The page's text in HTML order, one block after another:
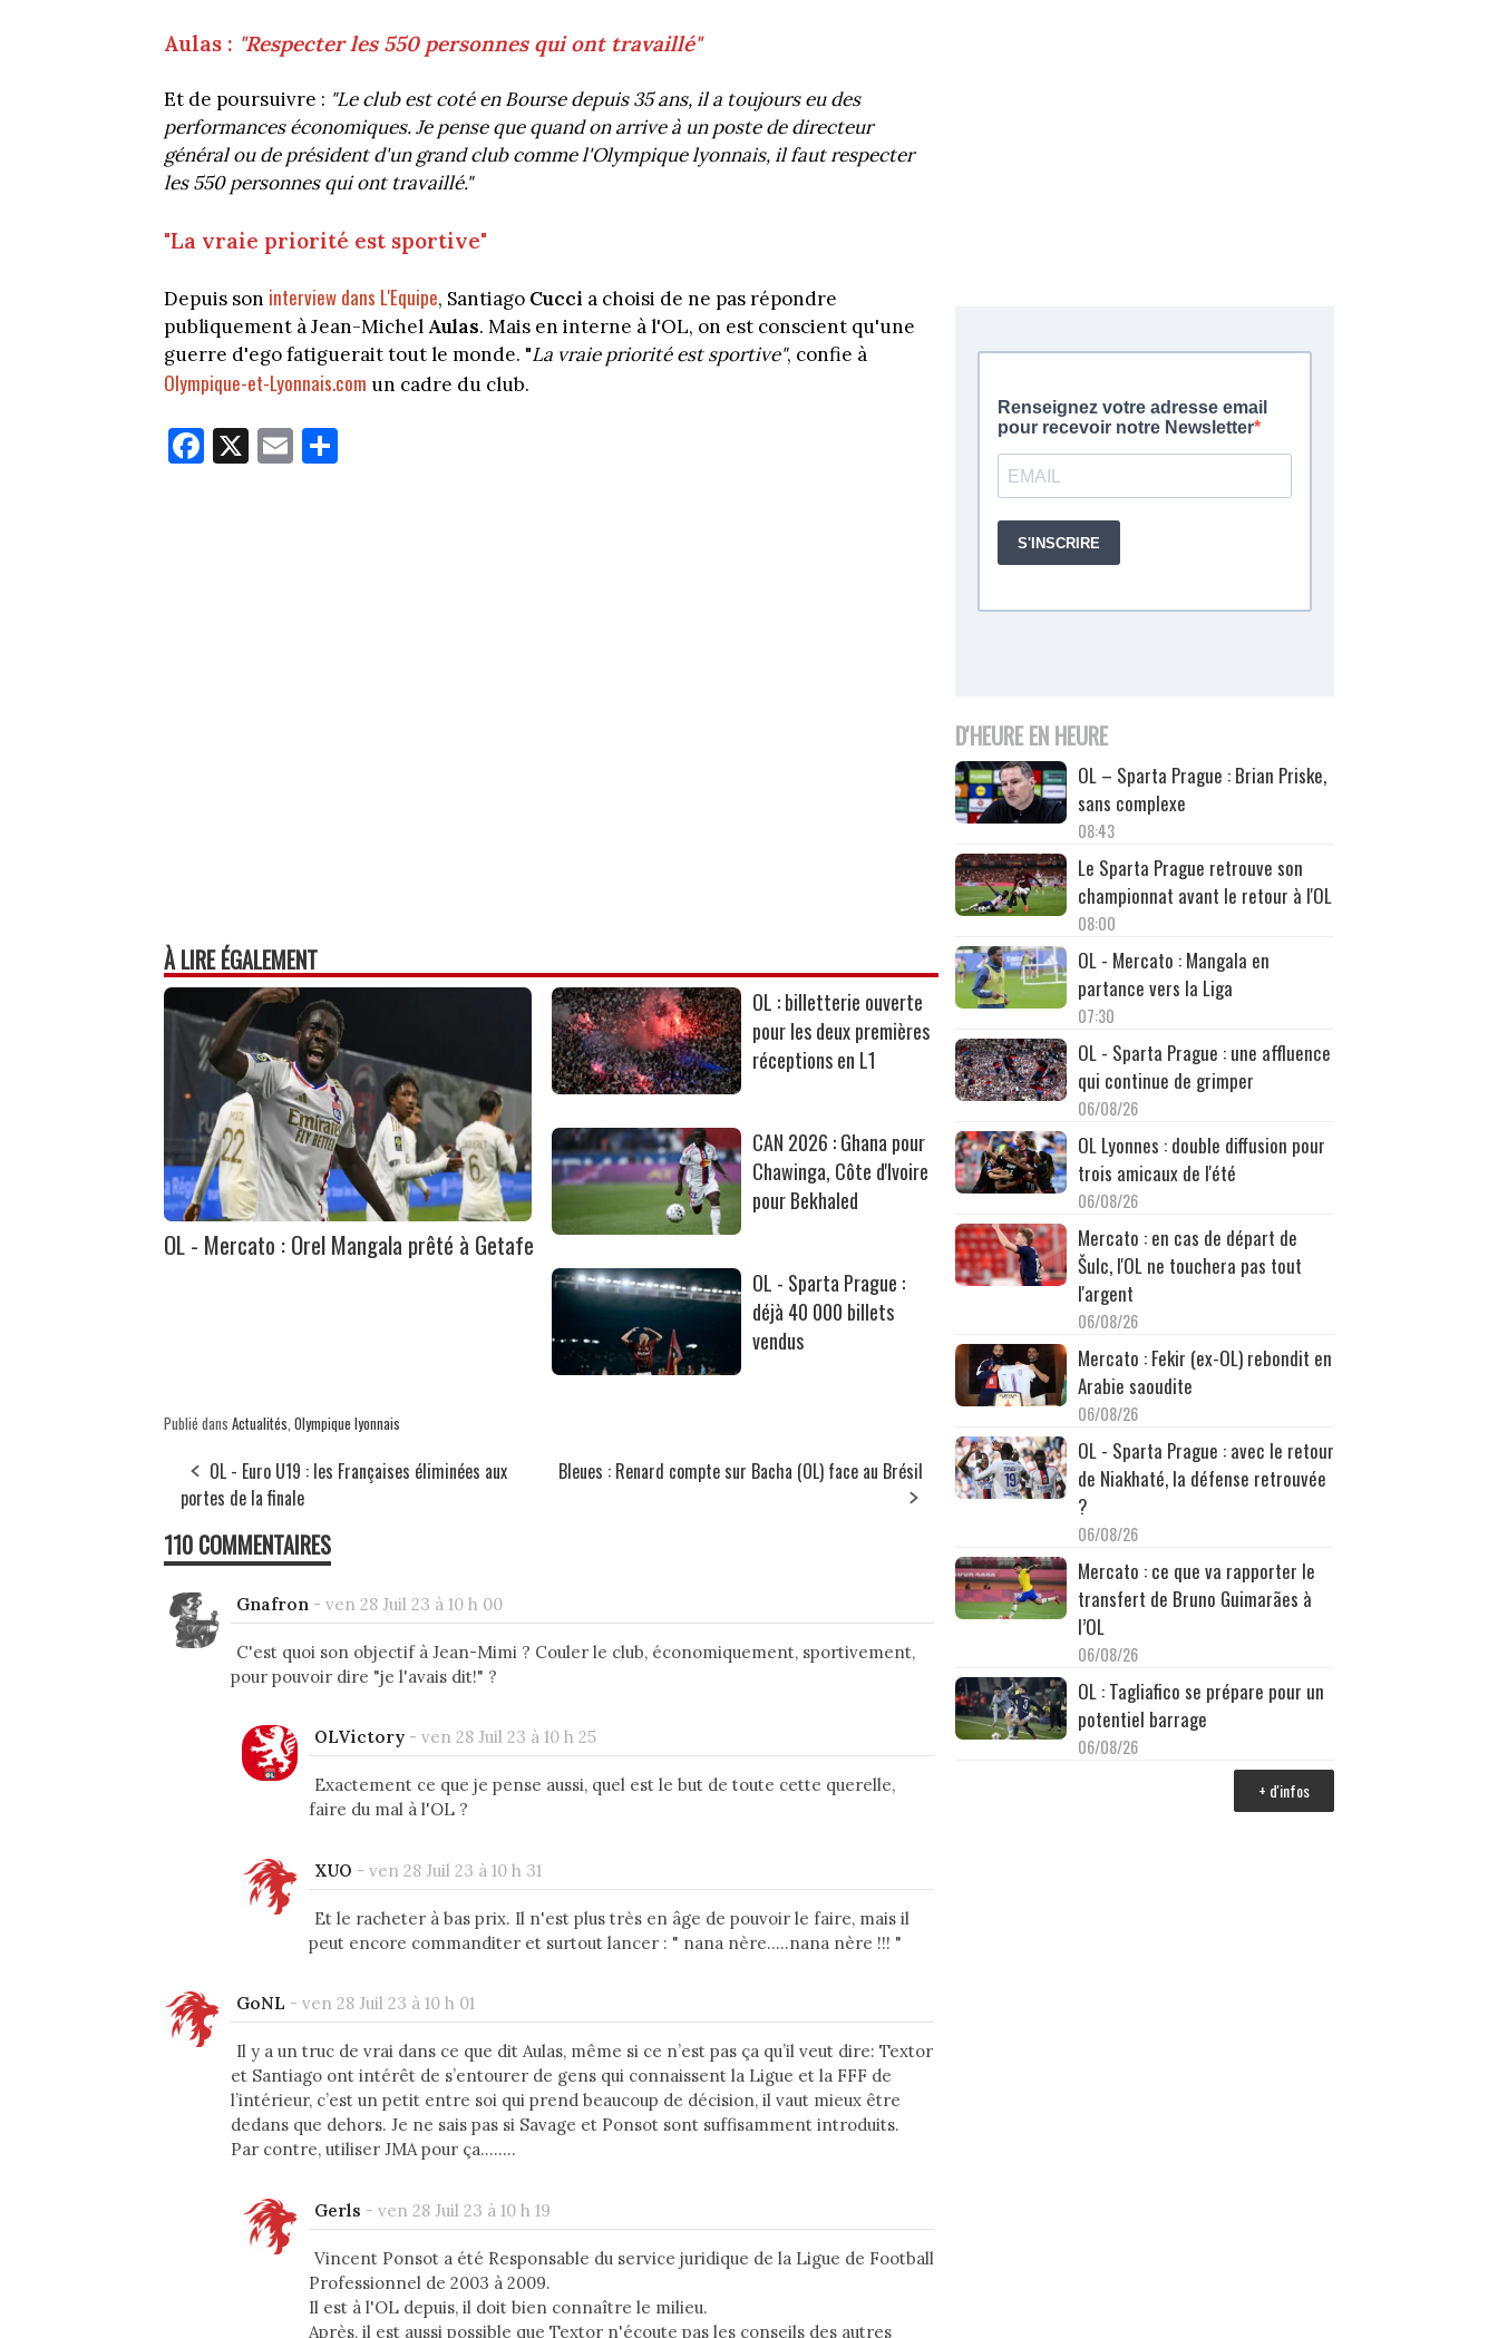
Aulas : "Respecter les 550 personnes qui ont travaillé"
Et de poursuivre : "Le club est coté en Bourse depuis 35 ans, il a toujours eu des
performances économiques. Je pense que quand on arrive à un poste de directeur
général ou de président d'un grand club comme l'Olympique lyonnais, il faut respecter
les 550 personnes qui ont travaillé."
"La vraie priorité est sportive"
Depuis son interview dans L'Equipe, Santiago Cucci a choisi de ne pas répondre
publiquement à Jean-Michel Aulas. Mais en interne à l'OL, on est conscient qu'une
guerre d'ego fatiguerait tout le monde. "La vraie priorité est sportive", confie à
Olympique-et-Lyonnais.com un cadre du club.
Fa
ce
X E
m
À LIRE ÉGALEMENT
OL - Mercato : Orel Mangala prêté à Getafe
OL : billetterie ouverte
pour les deux premières
réceptions en L1
CAN 2026 : Ghana pour
Chawinga, Côte d'Ivoire
pour Bekhaled
OL - Sparta Prague :
déjà 40 000 billets
vendus
Publié dans Actualités Olympique lyonnais
OL - Euro U19 : les Françaises éliminées aux
portes de la finale
Bleues : Renard compte sur Bacha (OL) face au Brésil
110 COMMENTAIRES
Gnafron - ven 28 Juil 23 à 10 h 00
C'est quoi son objectif à Jean-Mimi ? Couler le club, économiquement, sportivement,
pour pouvoir dire "je l'avais dit!" ?
OLVictory - ven 28 Juil 23 à 10 h 25
Exactement ce que je pense aussi, quel est le but de toute cette querelle,
faire du mal à l'OL ?
XUO - ven 28 Juil 23 à 10 h 31
Et le racheter à bas prix. Il n'est plus très en âge de pouvoir le faire, mais il
peut encore commanditer et surtout lancer : " nana nère.....nana nère !!! "
GoNL - ven 28 Juil 23 à 10 h 01
Il y a un truc de vrai dans ce que dit Aulas, même si ce n’est pas ça qu’il veut dire: Textor
et Santiago ont intérêt de s’entourer de gens qui connaissent la Ligue et la FFF de
l’intérieur, c’est un petit entre soi qui prend beaucoup de décision, il vaut mieux être
dedans que dehors. Je ne sais pas si Savage et Ponsot sont suffisamment introduits.
Par contre, utiliser JMA pour ça……..
Gerls - ven 28 Juil 23 à 10 h 19
Vincent Ponsot a été Responsable du service juridique de la Ligue de Football
Professionnel de 2003 à 2009.
Il est à l'OL depuis, il doit bien connaître le milieu.
Après, il est aussi possible que Textor n'écoute pas les conseils des autres
D'HEURE EN HEURE
OL – Sparta Prague : Brian Priske,
sans complexe
08:43
Le Sparta Prague retrouve son
championnat avant le retour à l'OL
08:00
OL - Mercato : Mangala en
partance vers la Liga
07:30
OL - Sparta Prague : une affluence
qui continue de grimper
06/08/26
OL Lyonnes : double diffusion pour
trois amicaux de l'été
06/08/26
Mercato : en cas de départ de
Šulc, l'OL ne touchera pas tout
l'argent
06/08/26
Mercato : Fekir (ex-OL) rebondit en
Arabie saoudite
06/08/26
OL - Sparta Prague : avec le retour
de Niakhaté, la défense retrouvée
?
06/08/26
Mercato : ce que va rapporter le
transfert de Bruno Guimarães à
l’OL
06/08/26
OL : Tagliafico se prépare pour un
potentiel barrage
06/08/26
+ d'infos